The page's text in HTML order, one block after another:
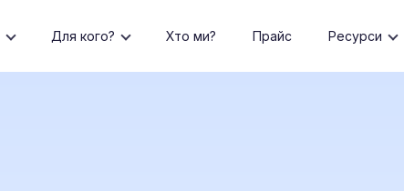
Для кого? Хто ми? Прайс Ресурси